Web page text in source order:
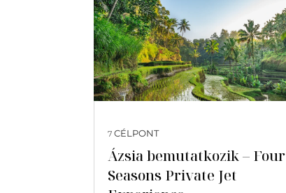
Ázsia bemutatkozik – Four
Seasons Private Jet
7 CÉLPONT